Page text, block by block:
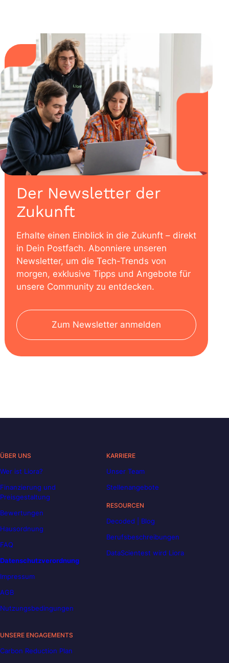
Der Newsletter der
Zukunft
Erhalte einen Einblick in die Zukunft – direkt
in Dein Postfach. Abonniere unseren
Newsletter, um die Tech-Trends von
morgen, exklusive Tipps und Angebote für
unsere Community zu entdecken.
Zum Newsletter anmelden
ÜBER UNS
Wer ist Liora?
Finanzierung und
Preisgestaltung
Bewertungen
Hausordnung
FAQ
Datenschutzverordnung
Impressum
AGB
Nutzungsbedingungen
KARRIERE
Unser Team
Stellenangebote
RESOURCEN
Decoded | Blog
Berufsbeschreibungen
DataScientest wird Liora
UNSERE ENGAGEMENTS
Carbon Reduction Plan